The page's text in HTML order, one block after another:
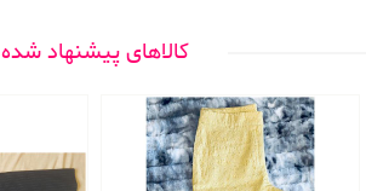
کالاهای پیشنهاد شده